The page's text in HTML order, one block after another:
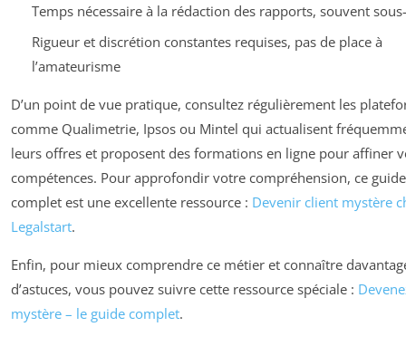
Temps nécessaire à la rédaction des rapports, souvent
Rigueur et discrétion constantes requises, pas de place à
l’amateurisme
D’un point de vue pratique, consultez régulièrement les
comme Qualimetrie, Ipsos ou Mintel qui actualisent
leurs offres et proposent des formations en ligne pour affiner
compétences. Pour approfondir votre compréhension, ce guide
complet est une excellente ressource : Devenir client mystère
Legalstart.
Enfin, pour mieux comprendre ce métier et connaître
d’astuces, vous pouvez suivre cette ressource spéciale :
mystère – le guide complet.